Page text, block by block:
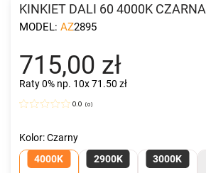
KINKIET DALI 60 4000K CZARNA
MODEL: AZ2895
715,00 zł
Raty 0% np. 10x 71.50 zł
0.0 (0)
Kolor: Czarny
4000K
2900K 3000K